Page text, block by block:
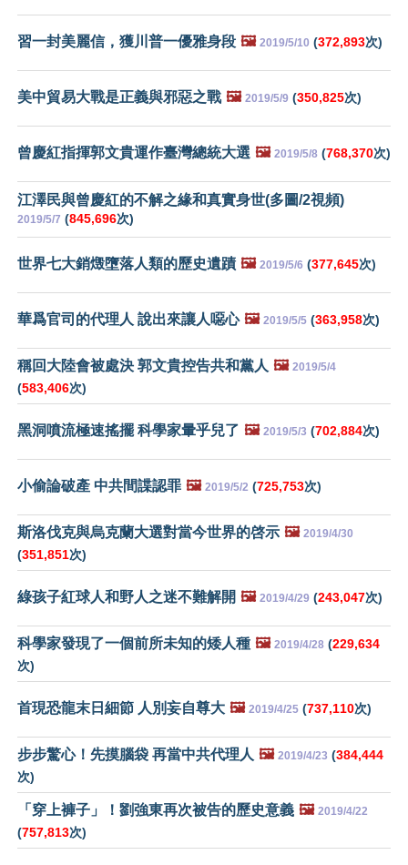
習一封美麗信，獲川普一優雅身段 🖼️ 2019/5/10 (372,893次)
美中貿易大戰是正義與邪惡之戰 🖼️ 2019/5/9 (350,825次)
曾慶紅指揮郭文貴運作臺灣總統大選 🖼️ 2019/5/8 (768,370次)
江澤民與曾慶紅的不解之緣和真實身世(多圖/2視頻)
2019/5/7 (845,696次)
世界七大銷燬墮落人類的歷史遺蹟 🖼️ 2019/5/6 (377,645次)
華爲官司的代理人 說出來讓人噁心 🖼️ 2019/5/5 (363,958次)
稱回大陸會被處決 郭文貴控告共和黨人 🖼️ 2019/5/4
(583,406次)
黑洞噴流極速搖擺 科學家暈乎兒了 🖼️ 2019/5/3 (702,884次)
小偷論破產 中共間諜認罪 🖼️ 2019/5/2 (725,753次)
斯洛伐克與烏克蘭大選對當今世界的啓示 🖼️ 2019/4/30
(351,851次)
綠孩子紅球人和野人之迷不難解開 🖼️ 2019/4/29 (243,047次)
科學家發現了一個前所未知的矮人種 🖼️ 2019/4/28 (229,634
次)
首現恐龍末日細節 人別妄自尊大 🖼️ 2019/4/25 (737,110次)
步步驚心！先摸腦袋 再當中共代理人 🖼️ 2019/4/23 (384,444
次)
「穿上褲子」！劉強東再次被告的歷史意義 🖼️ 2019/4/22
(757,813次)